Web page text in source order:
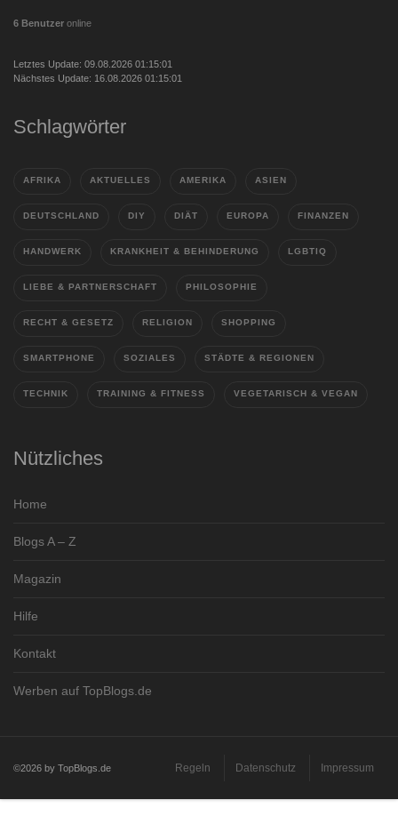
6 Benutzer online
Letztes Update: 09.08.2026 01:15:01
Nächstes Update: 16.08.2026 01:15:01
Schlagwörter
AFRIKA AKTUELLES AMERIKA ASIEN
DEUTSCHLAND DIY DIÄT EUROPA FINANZEN
HANDWERK KRANKHEIT & BEHINDERUNG LGBTIQ
LIEBE & PARTNERSCHAFT PHILOSOPHIE
RECHT & GESETZ RELIGION SHOPPING
SMARTPHONE SOZIALES STÄDTE & REGIONEN
TECHNIK TRAINING & FITNESS VEGETARISCH & VEGAN
Nützliches
Home
Blogs A – Z
Magazin
Hilfe
Kontakt
Werben auf TopBlogs.de
©2026 by TopBlogs.de Regeln Datenschutz Impressum